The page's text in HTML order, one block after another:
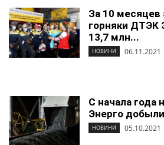
За 10 месяцев
горняки ДТЭК
13,7 млн...
НОВИНИ 06.11.2021
С начала года
Энерго
НОВИНИ 05.10.2021